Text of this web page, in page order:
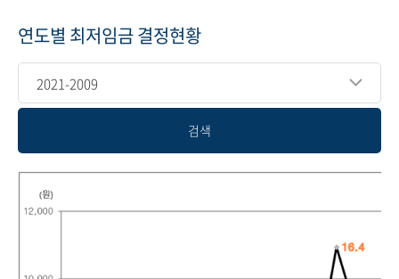
연도별 최저임금 결정현황
2021-2009
검색